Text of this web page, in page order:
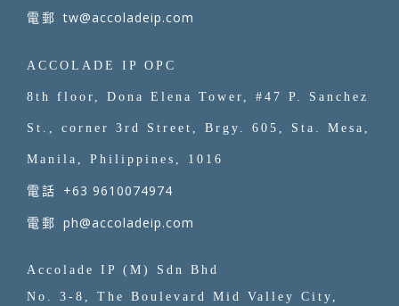
電郵tw@accoladeip.com
ACCOLADE IP OPC
8th floor, Dona Elena Tower, #47 P. Sanchez
St., corner 3rd Street, Brgy. 605, Sta. Mesa,
Manila, Philippines, 1016
電話 +63 9610074974
電郵 ph@accoladeip.com
Accolade IP (M) Sdn Bhd
No. 3-8, The Boulevard Mid Valley City,